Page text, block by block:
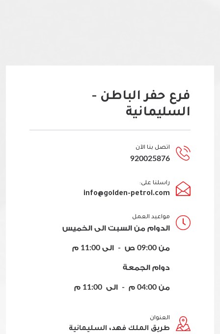
فرع حفر الباطن -
السليمانية
اتصل بنا الآن
920025876
راسلنا على:
info@golden-petrol.com
مواعيد العمل
الدوام من السبت الى الخميس
من 09:00 ص - الى 11:00 م
دوام الجمعة
من 04:00 م - الى 11:00 م
العنوان
طريق الملك فهد، السليمانية